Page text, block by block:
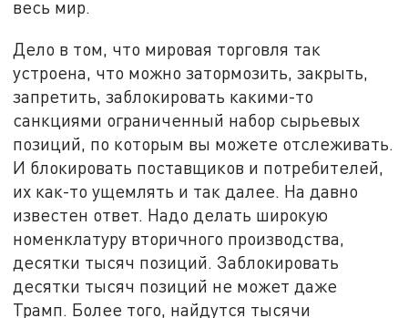
весь мир.
Дело в том, что мировая торговля так
устроена, что можно затормозить, закрыть,
запретить, заблокировать какими-то
санкциями ограниченный набор сырьевых
позиций, по которым вы можете отслеживать.
И блокировать поставщиков и потребителей,
их как-то ущемлять и так далее. На давно
известен ответ. Надо делать широкую
номенклатуру вторичного производства,
десятки тысяч позиций. Заблокировать
десятки тысяч позиций не может даже
Трамп. Более того, найдутся тысячи